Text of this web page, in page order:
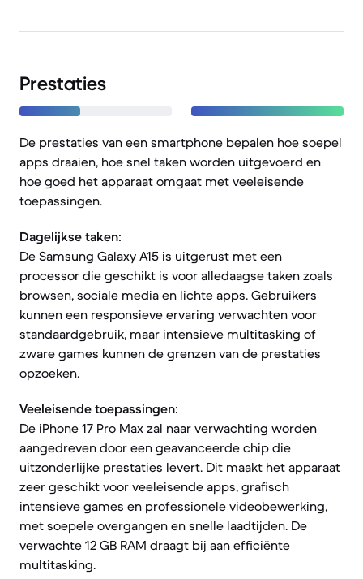
Prestaties
De prestaties van een smartphone bepalen hoe soepel
apps draaien, hoe snel taken worden uitgevoerd en
hoe goed het apparaat omgaat met veeleisende
toepassingen.
Dagelijkse taken:
De Samsung Galaxy A15 is uitgerust met een
processor die geschikt is voor alledaagse taken zoals
browsen, sociale media en lichte apps. Gebruikers
kunnen een responsieve ervaring verwachten voor
standaardgebruik, maar intensieve multitasking of
zware games kunnen de grenzen van de prestaties
opzoeken.
Veeleisende toepassingen:
De iPhone 17 Pro Max zal naar verwachting worden
aangedreven door een geavanceerde chip die
uitzonderlijke prestaties levert. Dit maakt het apparaat
zeer geschikt voor veeleisende apps, grafisch
intensieve games en professionele videobewerking,
met soepele overgangen en snelle laadtijden. De
verwachte 12 GB RAM draagt bij aan efficiënte
multitasking.